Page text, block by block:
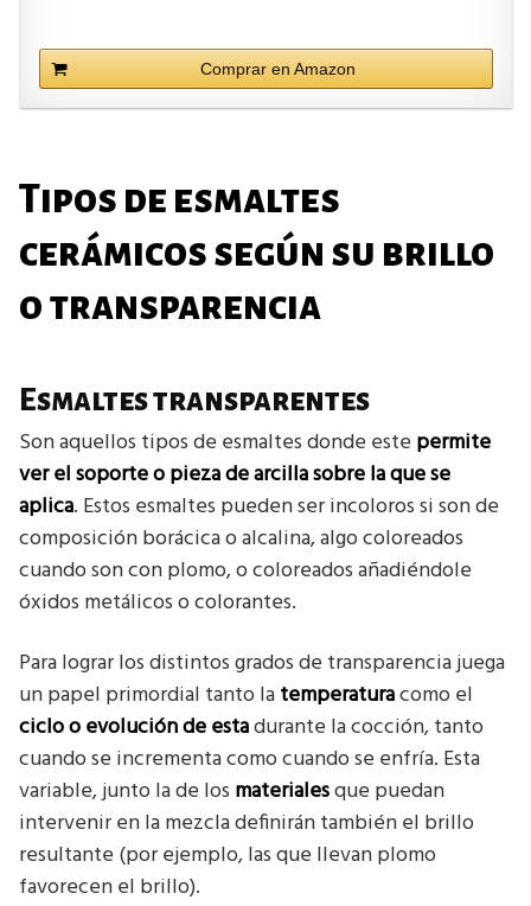
Comprar en Amazon
Tipos de esmaltes
cerámicos según su brillo
o transparencia
Esmaltes transparentes
Son aquellos tipos de esmaltes donde este permite
ver el soporte o pieza de arcilla sobre la que se
aplica. Estos esmaltes pueden ser incoloros si son de
composición borácica o alcalina, algo coloreados
cuando son con plomo, o coloreados añadiéndole
óxidos metálicos o colorantes.
Para lograr los distintos grados de transparencia juega
un papel primordial tanto latemperaturacomo el
ciclo o evolución de estadurante la cocción, tanto
cuando se incrementa como cuando se enfría. Esta
variable, junto la de los materialesque puedan
intervenir en la mezcla definirán también el brillo
resultante (por ejemplo, las que llevan plomo
favorecen el brillo).